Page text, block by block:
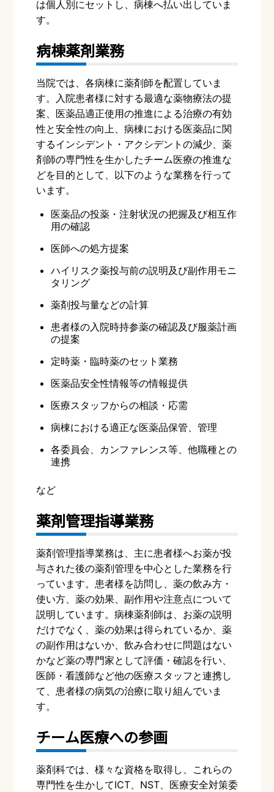
は個人別にセットし、病棟へ払い出していま
す。
病棟薬剤業務
当院では、各病棟に薬剤師を配置していま
す。入院患者様に対する最適な薬物療法の提
案、医薬品適正使用の推進による治療の有効
性と安全性の向上、病棟における医薬品に関
するインシデント・アクシデントの減少、薬
剤師の専門性を生かしたチーム医療の推進な
どを目的として、以下のような業務を行って
います。
医薬品の投薬・注射状況の把握及び相互作
用の確認
医師への処方提案
ハイリスク薬投与前の説明及び副作用モニ
タリング
薬剤投与量などの計算
患者様の入院時持参薬の確認及び服薬計画
の提案
定時薬・臨時薬のセット業務
医薬品安全性情報等の情報提供
医療スタッフからの相談・応需
病棟における適正な医薬品保管、管理
各委員会、カンファレンス等、他職種との
連携
など
薬剤管理指導業務
薬剤管理指導業務は、主に患者様へお薬が投
与された後の薬剤管理を中心とした業務を行
っています。患者様を訪問し、薬の飲み方・
使い方、薬の効果、副作用や注意点について
説明しています。病棟薬剤師は、お薬の説明
だけでなく、薬の効果は得られているか、薬
の副作用はないか、飲み合わせに問題はない
かなど薬の専門家として評価・確認を行い、
医師・看護師など他の医療スタッフと連携し
て、患者様の病気の治療に取り組んでいま
す。
チーム医療への参画
薬剤科では、様々な資格を取得し、これらの
専門性を生かしてICT、 NST、医療安全対策委